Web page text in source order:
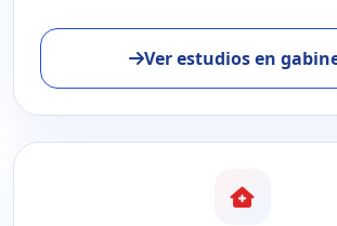
Ver estudios en